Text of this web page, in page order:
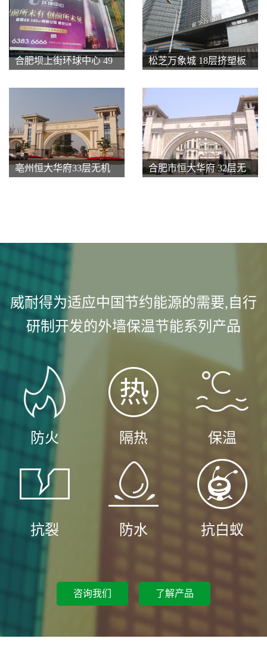
合肥坝上街环球中心 49
无机玻化微珠薄抹灰系
统（涂料饰面）
松芝万象城 18层挤塑板
亳州恒大华府33层无机
合肥市恒大华府 32层无
威耐得为适应中国节约能源的需要,自行
研制开发的外墙保温节能系列产品
防火 隔热 保温
抗裂 防水 抗白蚁
咨询我们 了解产品